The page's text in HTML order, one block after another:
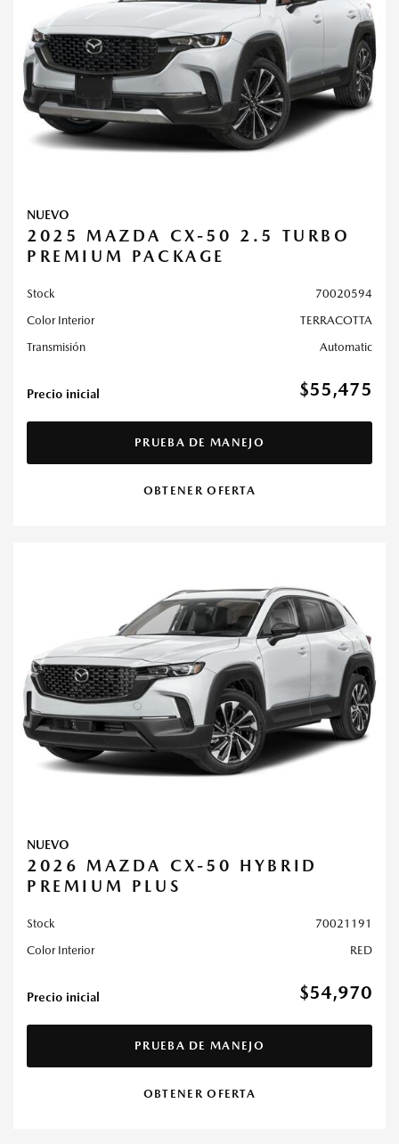
NUEVO
2025 MAZDA CX-50 2.5 TURBO
PREMIUM PACKAGE
Stock
70020594
Color Interior
TERRACOTTA
Transmisión
Automatic
Precio inicial $55,475
PRUEBA DE MANEJO
OBTENER OFERTA
NUEVO
2026 MAZDA CX-50 HYBRID
PREMIUM PLUS
Stock
70021191
Color Interior
RED
Precio inicial $54,970
PRUEBA DE MANEJO
OBTENER OFERTA